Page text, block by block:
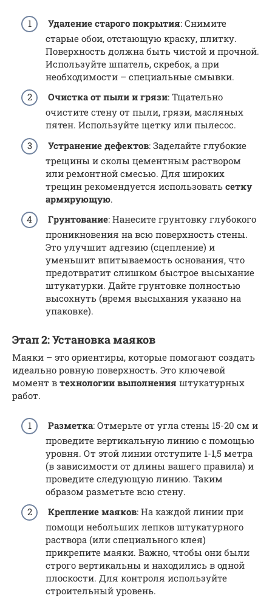
Удаление старого покрытия: Снимите
старые обои, отстающую краску, плитку.
Поверхность должна быть чистой и прочной.
Используйте шпатель, скребок, а при
необходимости – специальные смывки.
Очистка от пыли и грязи: Тщательно
очистите стену от пыли, грязи, масляных
пятен. Используйте щетку или пылесос.
Устранение дефектов: Заделайте глубокие
трещины и сколы цементным раствором
или ремонтной смесью. Для широких
трещин рекомендуется использовать сетку
армирующую.
Грунтование: Нанесите грунтовку глубокого
проникновения на всю поверхность стены.
Это улучшит адгезию (сцепление) и
уменьшит впитываемость основания, что
предотвратит слишком быстрое высыхание
штукатурки. Дайте грунтовке полностью
высохнуть (время высыхания указано на
упаковке).
Этап 2: Установка маяков
Маяки – это ориентиры, которые помогают создать
идеально ровную поверхность. Это ключевой
момент в технологии выполнения штукатурных
работ.
Разметка: Отмерьте от угла стены 15-20 см и
проведите вертикальную линию с помощью
уровня. От этой линии отступите 1-1,5 метра
(в зависимости от длины вашего правила) и
проведите следующую линию. Таким
образом разметьте всю стену.
Крепление маяков: На каждой линии при
помощи небольших лепков штукатурного
раствора (или специального клея)
прикрепите маяки. Важно, чтобы они были
строго вертикальны и находились в одной
плоскости. Для контроля используйте
строительный уровень.